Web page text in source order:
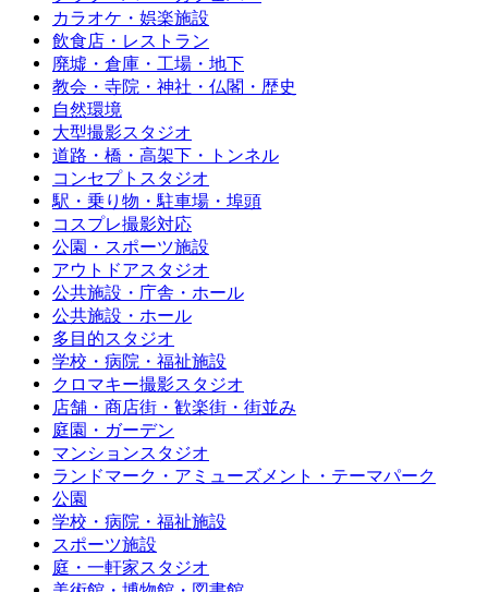
カラオケ・娯楽施設
飲食店・レストラン
廃墟・倉庫・工場・地下
教会・寺院・神社・仏閣・歴史
自然環境
大型撮影スタジオ
道路・橋・高架下・トンネル
コンセプトスタジオ
駅・乗り物・駐車場・埠頭
コスプレ撮影対応
公園・スポーツ施設
アウトドアスタジオ
公共施設・庁舎・ホール
公共施設・ホール
多目的スタジオ
学校・病院・福祉施設
クロマキー撮影スタジオ
店舗・商店街・歓楽街・街並み
庭園・ガーデン
マンションスタジオ
ランドマーク・アミューズメント・テーマパーク
公園
学校・病院・福祉施設
スポーツ施設
庭・一軒家スタジオ